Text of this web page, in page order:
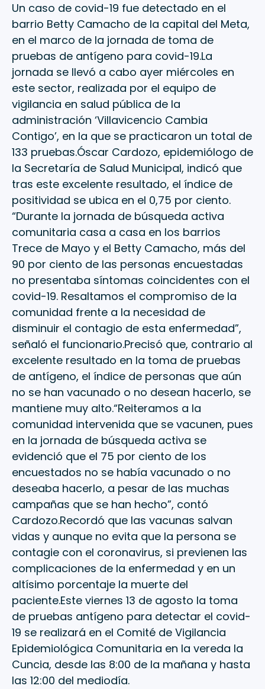
Un caso de covid-19 fue detectado en el
barrio Betty Camacho de la capital del Meta,
en el marco de la jornada de toma de
pruebas de antígeno para covid-19.La
jornada se llevó a cabo ayer miércoles en
este sector, realizada por el equipo de
vigilancia en salud pública de la
administración ‘Villavicencio Cambia
Contigo’, en la que se practicaron un total de
133 pruebas.Óscar Cardozo, epidemiólogo de
la Secretaría de Salud Municipal, indicó que
tras este excelente resultado, el índice de
positividad se ubica en el 0,75 por ciento.
“Durante la jornada de búsqueda activa
comunitaria casa a casa en los barrios
Trece de Mayo y el Betty Camacho, más del
90 por ciento de las personas encuestadas
no presentaba síntomas coincidentes con el
covid-19. Resaltamos el compromiso de la
comunidad frente a la necesidad de
disminuir el contagio de esta enfermedad”,
señaló el funcionario.Precisó que, contrario al
excelente resultado en la toma de pruebas
de antígeno, el índice de personas que aún
no se han vacunado o no desean hacerlo, se
mantiene muy alto.“Reiteramos a la
comunidad intervenida que se vacunen, pues
en la jornada de búsqueda activa se
evidenció que el 75 por ciento de los
encuestados no se había vacunado o no
deseaba hacerlo, a pesar de las muchas
campañas que se han hecho”, contó
Cardozo.Recordó que las vacunas salvan
vidas y aunque no evita que la persona se
contagie con el coronavirus, si previenen las
complicaciones de la enfermedad y en un
altísimo porcentaje la muerte del
paciente.Este viernes 13 de agosto la toma
de pruebas antígeno para detectar el covid-
19 se realizará en el Comité de Vigilancia
Epidemiológica Comunitaria en la vereda la
Cuncia, desde las 8:00 de la mañana y hasta
las 12:00 del mediodía.